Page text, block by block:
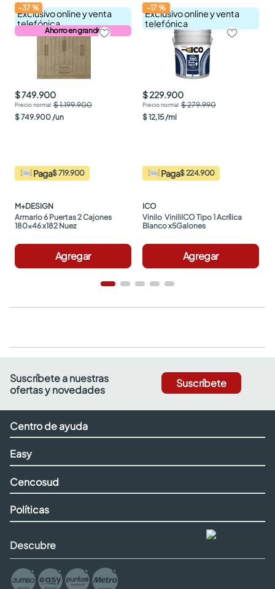
Exclusivo online y venta
telefónica
Ahorro en grande
-37%
$ 749.900
$ 1.199.900
$749.900 /un
Paga$ 719.900
M+DESIGN
Armario 6 Puertas 2 Cajones
180x46 x182 Nuez
Agregar
Exclusivo online y venta
telefónica
-17%
$ 229.900
$ 279.990
$12,15 /ml
Paga$ 224.900
ICO
Vinilo  ViniliICO Tipo 1 Acrílica
Blanco x5Galones
Agregar
Suscríbete a nuestras
ofertas y novedades
Suscríbete
Centro de ayuda
Easy
Cencosud
Políticas
Descubre